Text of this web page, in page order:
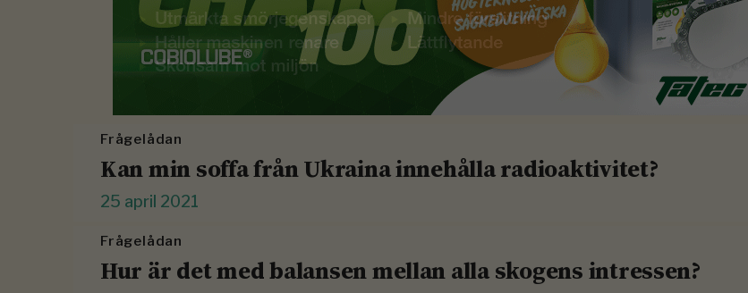
Frågelådan
Kan min soffa från Ukraina innehålla radioaktivitet?
25 april 2021
Frågelådan
Hur är det med balansen mellan alla skogens intressen?